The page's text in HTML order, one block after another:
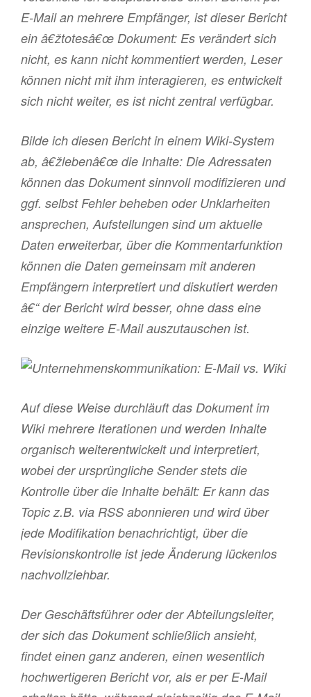
E-Mail an mehrere Empfänger, ist dieser Bericht
ein â€žtotesâ€œ Dokument: Es verändert sich
nicht, es kann nicht kommentiert werden, Leser
können nicht mit ihm interagieren, es entwickelt
sich nicht weiter, es ist nicht zentral verfügbar.
Bilde ich diesen Bericht in einem Wiki-System
ab, â€žlebenâ€œ die Inhalte: Die Adressaten
können das Dokument sinnvoll modifizieren und
ggf. selbst Fehler beheben oder Unklarheiten
ansprechen, Aufstellungen sind um aktuelle
Daten erweiterbar, über die Kommentarfunktion
können die Daten gemeinsam mit anderen
Empfängern interpretiert und diskutiert werden
â€“ der Bericht wird besser, ohne dass eine
einzige weitere E-Mail auszutauschen ist.
Auf diese Weise durchläuft das Dokument im
Wiki mehrere Iterationen und werden Inhalte
organisch weiterentwickelt und interpretiert,
wobei der ursprüngliche Sender stets die
Kontrolle über die Inhalte behält: Er kann das
Topic z.B. via RSS abonnieren und wird über
jede Modifikation benachrichtigt, über die
Revisionskontrolle ist jede Änderung lückenlos
nachvollziehbar.
Der Geschäftsführer oder der Abteilungsleiter,
der sich das Dokument schließlich ansieht,
findet einen ganz anderen, einen wesentlich
hochwertigeren Bericht vor, als er per E-Mail